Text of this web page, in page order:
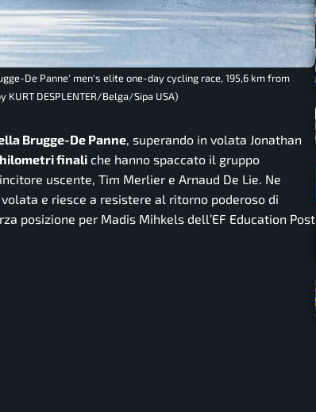
De Panne' men's elite one-day cycling race, 195,6 km from
KURT DESPLENTER/Belga/Sipa USA)
Brugge-De Panne , superando in volata Jonathan
finali che hanno spaccato il gruppo
uscente, Tim Merlier e Arnaud De Lie. Ne
e riesce a resistere al ritorno poderoso di
posizione per Madis Mihkels dell’EF Education Post